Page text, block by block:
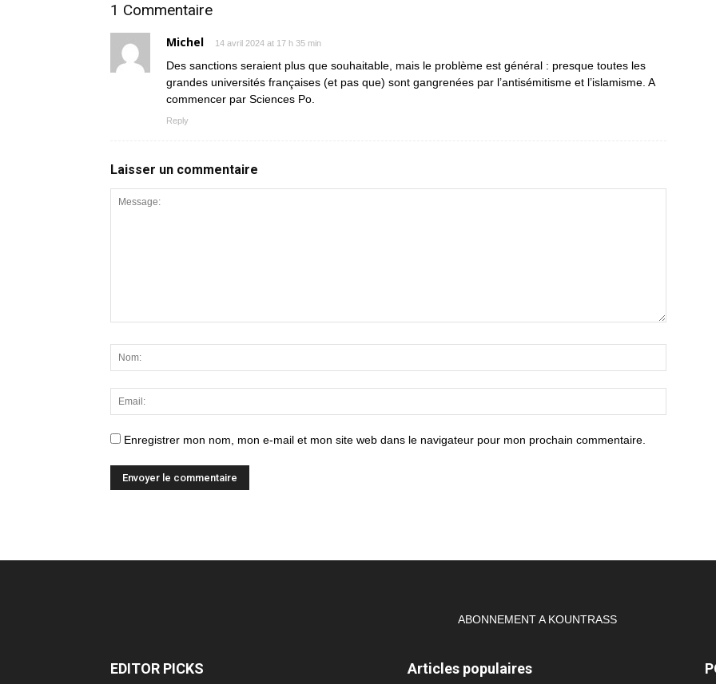
1 Commentaire
Michel 14 avril 2024 at 17 h 35 min
Des sanctions seraient plus que souhaitable, mais le problème est général : presque toutes les
grandes universités françaises (et pas que) sont gangrenées par l’antisémitisme et l’islamisme. A
commencer par Sciences Po.
Reply
Laisser un commentaire
Enregistrer mon nom, mon e-mail et mon site web dans le navigateur pour mon prochain commentaire.
ABONNEMENT A KOUNTRASS
EDITOR PICKS Articles populaires